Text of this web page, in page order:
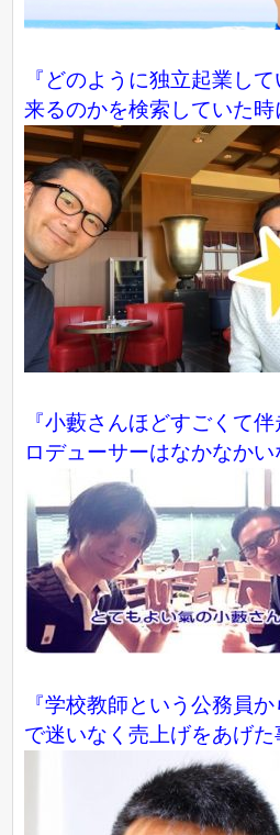
『どのように独立起業し
来るのかを検索していた時
『小藪さんほどすごくて
ロデューサーはなかなかい
『学校教師という公務員
で迷いなく売上げをあげた